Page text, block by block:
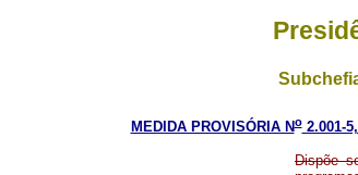
MEDIDA PROVISÓRIA No2.001-
Dispõe